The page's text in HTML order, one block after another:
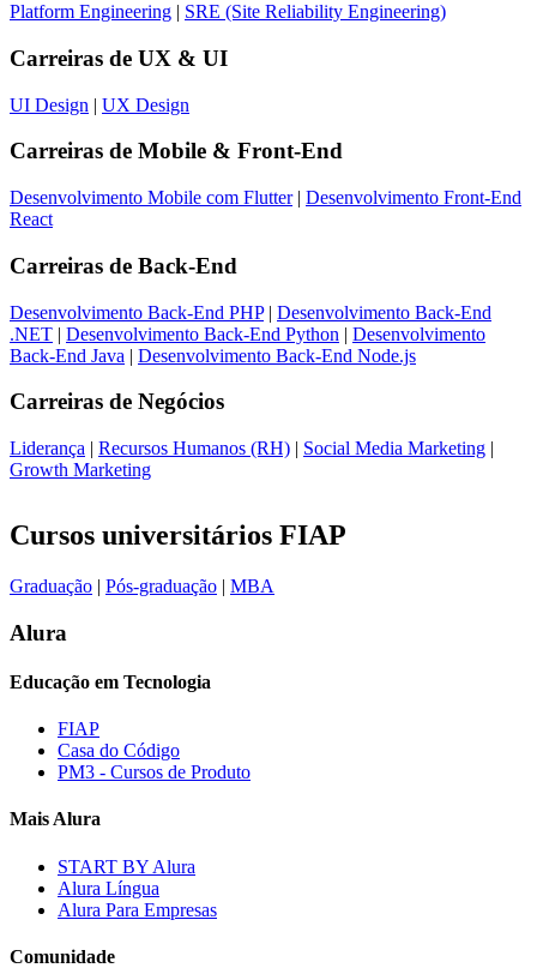
Platform Engineering | SRE (Site Reliability Engineering)
Carreiras de UX & UI
UI Design | UX Design
Carreiras de Mobile & Front-End
Desenvolvimento Mobile com Flutter| Desenvolvimento Front-End
React
Carreiras de Back-End
Desenvolvimento Back-End PHP| Desenvolvimento Back-End
.NET | Desenvolvimento Back-End Python | Desenvolvimento
Back-End Java | Desenvolvimento Back-End Node.js
Carreiras de Negócios
Liderança | Recursos Humanos (RH) | Social Media Marketing |
Growth Marketing
Cursos universitários FIAP
Graduação | Pós-graduação | MBA
Alura
Educação em Tecnologia
FIAP
Casa do Código
PM3 - Cursos de Produto
Mais Alura
START BY Alura
Alura Língua
Alura Para Empresas
Comunidade